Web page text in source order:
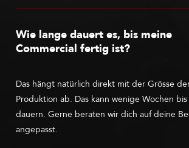
Wie lange dauert es, bis meine
Commercial fertig ist?
Das hängt natürlich direkt mit der Grösse
Produktion ab. Das kann wenige Wochen
dauern. Gerne beraten wir dich auf deine
angepasst.